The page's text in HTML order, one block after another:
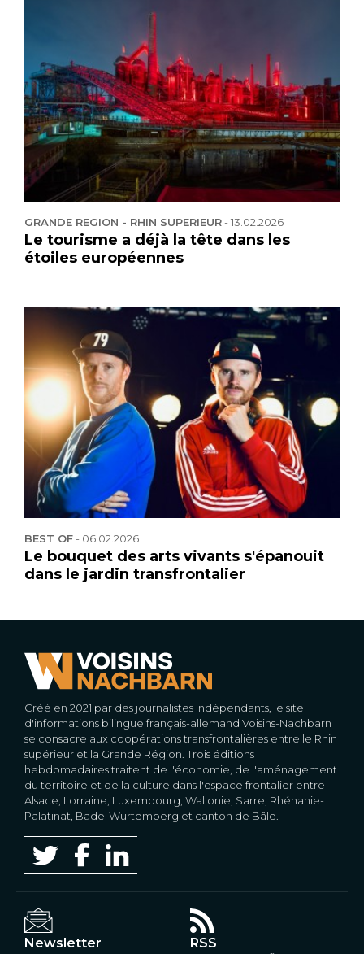
GRANDE REGION - RHIN SUPERIEUR-13.02.2026
Le tourisme a déjà la tête dans les
étoiles européennes
BEST OF- 06.02.2026
Le bouquet des arts vivants s'épanouit
dans le jardin transfrontalier
Créé en 2021 par des journalistes indépendants, le site
d'informations bilingue français-allemand Voisins-Nachbarn
se consacre aux coopérations transfrontalières entre le Rhin
supérieur et la Grande Région. Trois éditions
hebdomadaires traitent de l'économie, de l'aménagement
du territoire et de la culture dans l'espace frontalier entre
Alsace, Lorraine, Luxembourg, Wallonie, Sarre, Rhénanie-
Palatinat, Bade-Wurtemberg et canton de Bâle.
Newsletter RSS